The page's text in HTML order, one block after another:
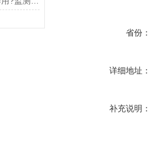
省份：
详细地址：
补充说明：